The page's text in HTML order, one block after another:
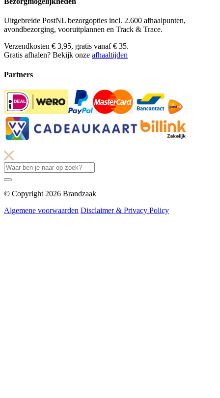
Uitgebreide PostNL bezorgopties incl. 2.600 afhaalpunten,
avondbezorging, vooruitplannen en Track & Trace.
Verzendkosten € 3,95, gratis vanaf € 35.
Gratis afhalen? Bekijk onze afhaaltijden
Partners
© Copyright 2026 Brandzaak
Algemene voorwaarden Disclaimer & Privacy Policy